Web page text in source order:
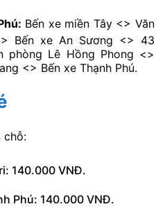
Bến xe miền Tây <> Văn
Bến xe An Sương <> 43
phòng Lê Hồng Phong <>
<> Bến xe Thạnh Phú.
chỗ:
140.000 VNĐ.
Phú: 140.000 VNĐ.